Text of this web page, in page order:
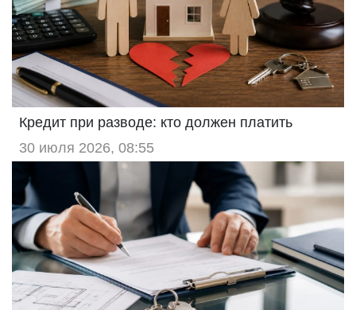
Кредит при разводе: кто должен платить
30 июля 2026, 08:55